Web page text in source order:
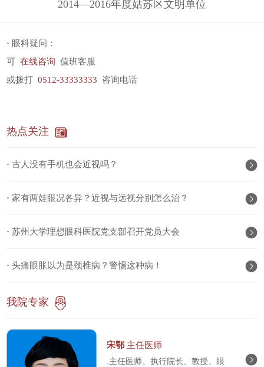
2014—2016年度姑苏区文明单位
· 眼科疑问：
可在线咨询 值班客服
或拨打0512-33333333 咨询电话
热点关注
·古人没有手机也会近视吗？
·家有两娃眼况各异？近视与远视分别怎么治？
·苏州大学理想眼科医院党支部召开党员大会
·头痛眼胀以为是颈椎病？警惕这种病！
我院专家
宋鄂 主任医师
.主任医师、执行院长、教授、眼